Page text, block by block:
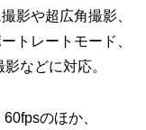
影や超広角撮影、
トレートモード、
などに対応。
のほか、